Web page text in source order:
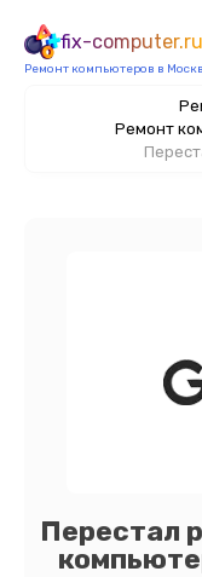
fix-computer.ru
Ремонт компьютеров в
Ремонт
Перестал